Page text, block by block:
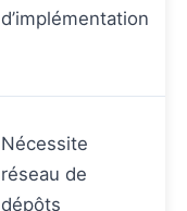
d’implémentation
Nécessite
réseau de
dépôts